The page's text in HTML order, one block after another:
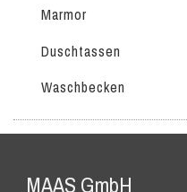
Marmor
Duschtassen
Waschbecken
MAAS GmbH